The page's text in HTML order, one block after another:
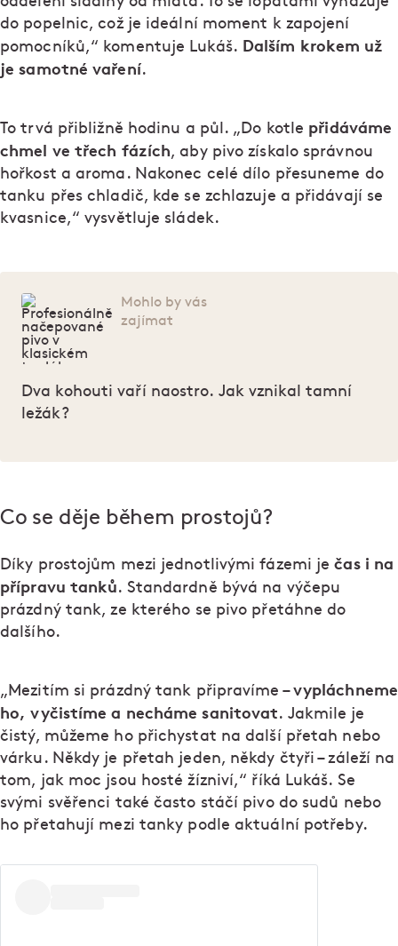
do popelnic, což je ideální moment k zapojení
pomocníků,“ komentuje Lukáš. Dalším krokem už
je samotné vaření.
To trvá přibližně hodinu a půl. „Do kotle přidáváme
chmel ve třech fázích, aby pivo získalo správnou
hořkost a aroma. Nakonec celé dílo přesuneme do
tanku přes chladič, kde se zchlazuje a přidávají se
kvasnice,“ vysvětluje sládek.
Mohlo by vás
zajímat
Dva kohouti vaří naostro. Jak vznikal tamní
ležák?
Co se děje během prostojů?
Díky prostojům mezi jednotlivými fázemi je čas i na
přípravu tanků. Standardně bývá na výčepu
prázdný tank, ze kterého se pivo přetáhne do
dalšího.
„Mezitím si prázdný tank připravíme –vypláchneme
ho, vyčistíme a necháme sanitovat. Jakmile je
čistý, můžeme ho přichystat na další přetah nebo
várku. Někdy je přetah jeden, někdy čtyři – záleží na
tom, jak moc jsou hosté žízniví,“ říká Lukáš. Se
svými svěřenci také často stáčí pivo do sudů nebo
ho přetahují mezi tanky podle aktuální potřeby.